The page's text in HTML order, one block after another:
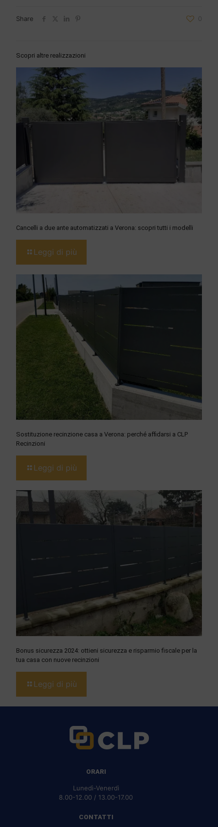
Share 0
Scopri altre realizzazioni
Cancelli a due ante automatizzati a Verona: scopri tutti i modelli
Leggi di più
Sostituzione recinzione casa a Verona: perché affidarsi a CLP
Recinzioni
Leggi di più
Bonus sicurezza 2024: ottieni sicurezza e risparmio fiscale per la
tua casa con nuove recinzioni
Leggi di più
ORARI
Lunedì-Venerdì
8.00-12.00 / 13.00-17.00
CONTATTI